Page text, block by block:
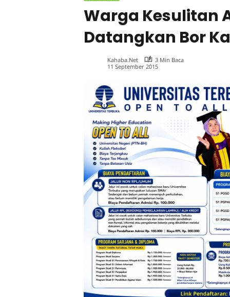
Warga Kesulitan
Datangkan Bor
Kahaba.net
3 Min Baca
11 September 2015